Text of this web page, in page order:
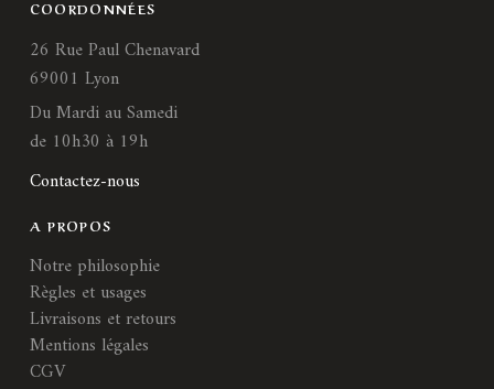
COORDONNÉES
26 Rue Paul Chenavard
69001 Lyon
Du Mardi au Samedi
de 10h30 à 19h
Contactez-nous
A PROPOS
Notre philosophie
Règles et usages
Livraisons et retours
Mentions légales
CGV